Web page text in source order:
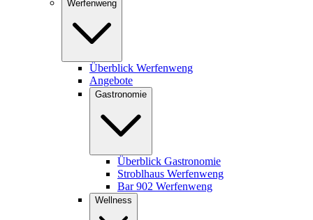
Werfenweng
Überblick Werfenweng
Angebote
Gastronomie
Überblick Gastronomie
Stroblhaus Werfenweng
Bar 902 Werfenweng
Wellness